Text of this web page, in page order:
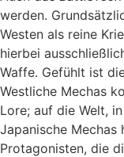
werden.
Westen als reine
hierbei
Waffe. Gefühlt ist
Westliche Mechas
Lore; auf die Welt,
Japanische Mechas
Protagonisten, die